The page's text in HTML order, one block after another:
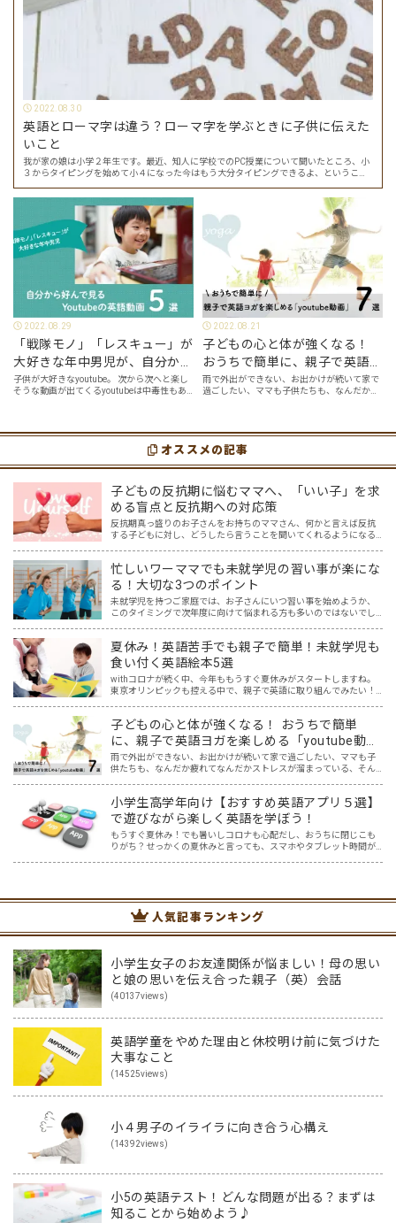
2022.08.30
英語とローマ字は違う？ローマ字を学ぶときに子供に伝えた
いこと
我が家の娘は小学２年生です。最近、知人に学校でのPC授業について聞いたところ、小
３からタイピングを始めて小４になった今はもう大分タイピングできるよ、ということ
で…
2022.08.29
「戦隊モノ」「レスキュー」が
大好きな年中男児が、自分から
好んで見るyoutube英語動画５
選
子供が大好きなyoutube。 次から次へと楽し
そうな動画が出てくるyoutubeは中毒性もあ
youtubeやゲーム、アプリだ…
2022.08.21
子どもの心と体が強くなる！
おうちで簡単に、親子で英語ヨ
ガを楽しめる「youtube動画」
７選
雨で外出ができない、お出かけが続いて家で
過ごしたい、ママも子供たちも、なんだか疲
スメの「youtube動画」を紹介します…
オススメの記事
子どもの反抗期に悩むママへ、「いい子」を求
める盲点と反抗期への対応策
反抗期真っ盛りのお子さんをお持ちのママさん、何かと言えば反抗
する子どもに対し、どうしたら言うことを聞いてくれるようになる
忙しいワーママでも未就学児の習い事が楽にな
る！大切な3つのポイント
未就学児を持つご家庭では、お子さんにいつ習い事を始めようか、
このタイミングで次年度に向けて悩まれる方も多いのではないでし
夏休み！英語苦手でも親子で簡単！未就学児も
食い付く英語絵本5選
withコロナが続く中、今年ももうすぐ夏休みがスタートしますね。
東京オリンピックも控える中で、親子で英語に取り組んでみたい！
子どもの心と体が強くなる！ おうちで簡単
に、親子で英語ヨガを楽しめる「youtube動
画」７選
雨で外出ができない、お出かけが続いて家で過ごしたい、ママも子
供たちも、なんだか疲れてなんだかストレスが溜まっている、そん
小学生高学年向け【おすすめ英語アプリ５選】
で遊びながら楽しく英語を学ぼう！
もうすぐ夏休み！でも暑いしコロナも心配だし、おうちに閉じこも
りがち？せっかくの夏休みと言っても、スマホやタブレット時間が
人気記事ランキング
小学生女子のお友達関係が悩ましい！母の思い
と娘の思いを伝え合った親子（英）会話
(40137views)
英語学童をやめた理由と休校明け前に気づけた
大事なこと
(14525views)
小４男子のイライラに向き合う心構え
(14392views)
小5の英語テスト！どんな問題が出る？まずは
知ることから始めよう♪